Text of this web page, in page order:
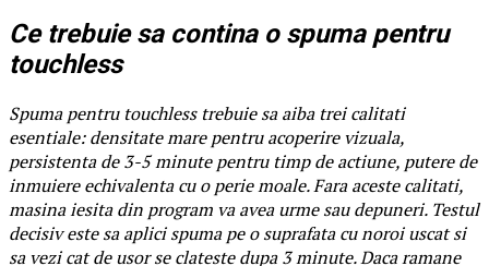
Ce trebuie sa contina o spuma pentru
touchless
Spuma pentru touchless trebuie sa aiba trei calitati
esentiale: densitate mare pentru acoperire vizuala,
persistenta de 3-5 minute pentru timp de actiune, putere de
inmuiere echivalenta cu o perie moale. Fara aceste calitati,
masina iesita din program va avea urme sau depuneri. Testul
decisiv este sa aplici spuma pe o suprafata cu noroi uscat si
sa vezi cat de usor se clateste dupa 3 minute. Daca ramane